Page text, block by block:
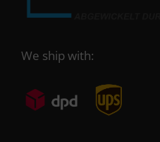
We ship with: